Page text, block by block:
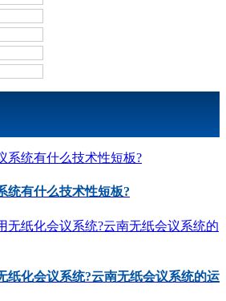
统有什么技术性短板?
纸化会议系统?云南无纸会议系统的运